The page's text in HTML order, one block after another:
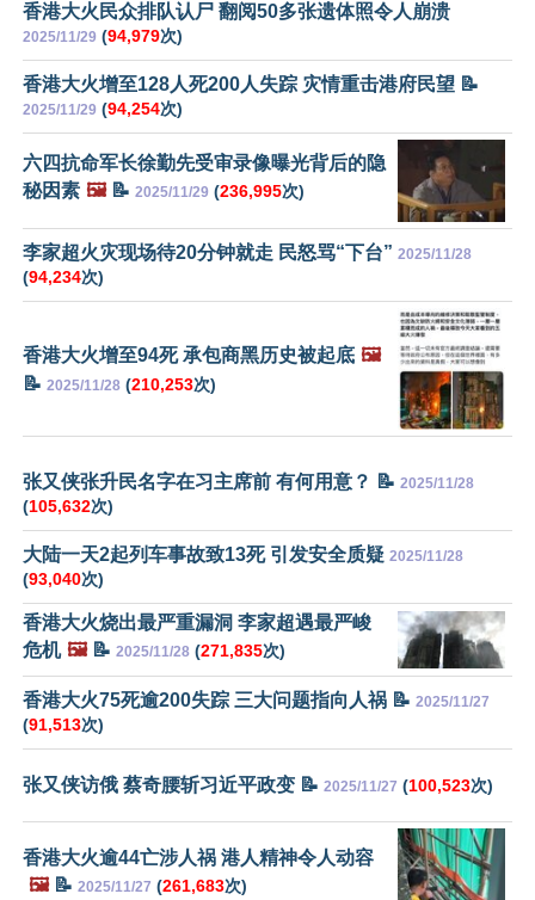
香港大火民众排队认尸 翻阅50多张遗体照令人崩溃
2025/11/29 (94,979次)
香港大火增至128人死200人失踪 灾情重击港府民望 📝
2025/11/29 (94,254次)
六四抗命军长徐勤先受审录像曝光背后的隐
秘因素 🖼️📝 2025/11/29 (236,995次)
李家超火灾现场待20分钟就走 民怒骂“下台” 2025/11/28
(94,234次)
香港大火增至94死 承包商黑历史被起底 🖼️
📝 2025/11/28 (210,253次)
张又侠张升民名字在习主席前 有何用意？ 📝 2025/11/28
(105,632次)
大陆一天2起列车事故致13死 引发安全质疑 2025/11/28
(93,040次)
香港大火烧出最严重漏洞 李家超遇最严峻
危机 🖼️📝 2025/11/28 (271,835次)
香港大火75死逾200失踪 三大问题指向人祸 📝 2025/11/27
(91,513次)
张又侠访俄 蔡奇腰斩习近平政变 📝 2025/11/27 (100,523次)
香港大火逾44亡涉人祸 港人精神令人动容
🖼️📝 2025/11/27 (261,683次)